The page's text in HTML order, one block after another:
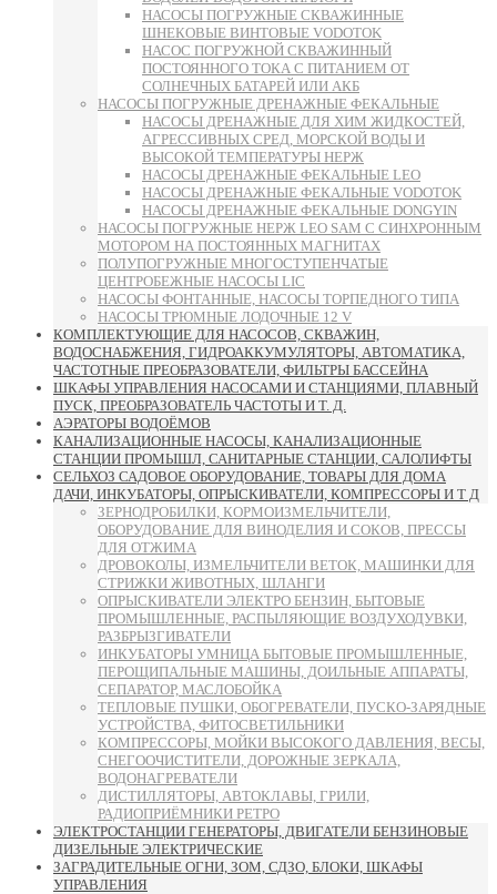
НАСОСЫ ПОГРУЖНЫЕ СКВАЖИННЫЕ
ШНЕКОВЫЕ ВИНТОВЫЕ VODOTOK
НАСОС ПОГРУЖНОЙ СКВАЖИННЫЙ
ПОСТОЯННОГО ТОКА С ПИТАНИЕМ ОТ
СОЛНЕЧНЫХ БАТАРЕЙ ИЛИ АКБ
НАСОСЫ ПОГРУЖНЫЕ ДРЕНАЖНЫЕ ФЕКАЛЬНЫЕ
НАСОСЫ ДРЕНАЖНЫЕ ДЛЯ ХИМ ЖИДКОСТЕЙ,
АГРЕССИВНЫХ СРЕД, МОРСКОЙ ВОДЫ И
ВЫСОКОЙ ТЕМПЕРАТУРЫ НЕРЖ
НАСОСЫ ДРЕНАЖНЫЕ ФЕКАЛЬНЫЕ LEO
НАСОСЫ ДРЕНАЖНЫЕ ФЕКАЛЬНЫЕ VODOTOK
НАСОСЫ ДРЕНАЖНЫЕ ФЕКАЛЬНЫЕ DONGYIN
НАСОСЫ ПОГРУЖНЫЕ НЕРЖ LEO SAM С СИНХРОННЫМ
МОТОРОМ НА ПОСТОЯННЫХ МАГНИТАХ
ПОЛУПОГРУЖНЫЕ МНОГОСТУПЕНЧАТЫЕ
ЦЕНТРОБЕЖНЫЕ НАСОСЫ LIC
НАСОСЫ ФОНТАННЫЕ, НАСОСЫ ТОРПЕДНОГО ТИПА
НАСОСЫ ТРЮМНЫЕ ЛОДОЧНЫЕ 12 V
КОМПЛЕКТУЮЩИЕ ДЛЯ НАСОСОВ, СКВАЖИН,
ВОДОСНАБЖЕНИЯ, ГИДРОАККУМУЛЯТОРЫ, АВТОМАТИКА,
ЧАСТОТНЫЕ ПРЕОБРАЗОВАТЕЛИ, ФИЛЬТРЫ БАССЕЙНА
ШКАФЫ УПРАВЛЕНИЯ НАСОСАМИ И СТАНЦИЯМИ, ПЛАВНЫЙ
ПУСК, ПРЕОБРАЗОВАТЕЛЬ ЧАСТОТЫ И Т. Д.
АЭРАТОРЫ ВОДОЁМОВ
КАНАЛИЗАЦИОННЫЕ НАСОСЫ, КАНАЛИЗАЦИОННЫЕ
СТАНЦИИ ПРОМЫШЛ, САНИТАРНЫЕ СТАНЦИИ, САЛОЛИФТЫ
СЕЛЬХОЗ САДОВОЕ ОБОРУДОВАНИЕ, ТОВАРЫ ДЛЯ ДОМА
ДАЧИ, ИНКУБАТОРЫ, ОПРЫСКИВАТЕЛИ, КОМПРЕССОРЫ И Т Д
ЗЕРНОДРОБИЛКИ, КОРМОИЗМЕЛЬЧИТЕЛИ,
ОБОРУДОВАНИЕ ДЛЯ ВИНОДЕЛИЯ И СОКОВ, ПРЕССЫ
ДЛЯ ОТЖИМА
ДРОВОКОЛЫ, ИЗМЕЛЬЧИТЕЛИ ВЕТОК, МАШИНКИ ДЛЯ
СТРИЖКИ ЖИВОТНЫХ, ШЛАНГИ
ОПРЫСКИВАТЕЛИ ЭЛЕКТРО БЕНЗИН, БЫТОВЫЕ
ПРОМЫШЛЕННЫЕ, РАСПЫЛЯЮЩИЕ ВОЗДУХОДУВКИ,
РАЗБРЫЗГИВАТЕЛИ
ИНКУБАТОРЫ УМНИЦА БЫТОВЫЕ ПРОМЫШЛЕННЫЕ,
ПЕРОЩИПАЛЬНЫЕ МАШИНЫ, ДОИЛЬНЫЕ АППАРАТЫ,
СЕПАРАТОР, МАСЛОБОЙКА
ТЕПЛОВЫЕ ПУШКИ, ОБОГРЕВАТЕЛИ, ПУСКО-ЗАРЯДНЫЕ
УСТРОЙСТВА, ФИТОСВЕТИЛЬНИКИ
КОМПРЕССОРЫ, МОЙКИ ВЫСОКОГО ДАВЛЕНИЯ, ВЕСЫ,
СНЕГООЧИСТИТЕЛИ, ДОРОЖНЫЕ ЗЕРКАЛА,
ВОДОНАГРЕВАТЕЛИ
ДИСТИЛЛЯТОРЫ, АВТОКЛАВЫ, ГРИЛИ,
РАДИОПРИЁМНИКИ РЕТРО
ЭЛЕКТРОСТАНЦИИ ГЕНЕРАТОРЫ, ДВИГАТЕЛИ БЕНЗИНОВЫЕ
ДИЗЕЛЬНЫЕ ЭЛЕКТРИЧЕСКИЕ
ЗАГРАДИТЕЛЬНЫЕ ОГНИ, ЗОМ, СДЗО, БЛОКИ, ШКАФЫ
УПРАВЛЕНИЯ